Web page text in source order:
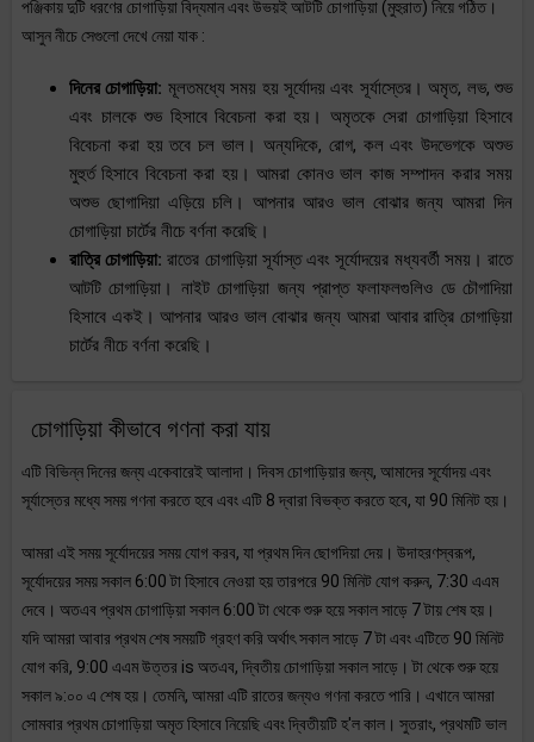
পঞ্জিকায় দুটি ধরণের চোগাড়িয়া বিদ্যমান এবং উভয়ই আটটি চোগাড়িয়া (মুহুরাত) নিয়ে গঠিত।
আসুন নীচে সেগুলো দেখে নেয়া যাক :
দিনের চোগাড়িয়া: মূলতমধ্যে সময় হয় সূর্যোদয় এবং সূর্যাস্তের। অমৃত, লভ, শুভ
এবং চালকে শুভ হিসাবে বিবেচনা করা হয়। অমৃতকে সেরা চোগাড়িয়া হিসাবে
বিবেচনা করা হয় তবে চল ভাল। অন্যদিকে, রোগ, কল এবং উদভেগকে অশুভ
মুহুর্ত হিসাবে বিবেচনা করা হয়। আমরা কোনও ভাল কাজ সম্পাদন করার সময়
অশুভ ছোগাদিয়া এড়িয়ে চলি। আপনার আরও ভাল বোঝার জন্য আমরা দিন
চোগাড়িয়া চার্টের নীচে বর্ণনা করেছি।
রাত্রি চোগাড়িয়া:রাতের চোগাড়িয়া সূর্যাস্ত এবং সূর্যোদয়ের মধ্যবর্তী সময়। রাতে
আটটি চোগাড়িয়া। নাইট চোগাড়িয়া জন্য প্রাপ্ত ফলাফলগুলিও ডে চৌগাদিয়া
হিসাবে একই। আপনার আরও ভাল বোঝার জন্য আমরা আবার রাত্রি চোগাড়িয়া
চার্টের নীচে বর্ণনা করেছি।
চোগাড়িয়া কীভাবে গণনা করা যায়
এটি বিভিন্ন দিনের জন্য একেবারেই আলাদা। দিবস চোগাড়িয়ার জন্য, আমাদের সূর্যোদয় এবং
সূর্যাস্তের মধ্যে সময় গণনা করতে হবে এবং এটি 8 দ্বারা বিভক্ত করতে হবে, যা 90 মিনিট হয়।
আমরা এই সময় সূর্যোদয়ের সময় যোগ করব, যা প্রথম দিন ছোগদিয়া দেয়। উদাহরণস্বরূপ,
সূর্যোদয়ের সময় সকাল 6:00 টা হিসাবে নেওয়া হয় তারপরে 90 মিনিট যোগ করুন, 7:30 এএম
দেবে। অতএব প্রথম চোগাড়িয়া সকাল 6:00 টা থেকে শুরু হয়ে সকাল সাড়ে 7 টায় শেষ হয়।
যদি আমরা আবার প্রথম শেষ সময়টি গ্রহণ করি অর্থাৎ সকাল সাড়ে 7 টা এবং এটিতে 90 মিনিট
যোগ করি, 9:00 এএম উত্তর is অতএব, দ্বিতীয় চোগাড়িয়া সকাল সাড়ে। টা থেকে শুরু হয়ে
সকাল ৯:০০ এ শেষ হয়। তেমনি, আমরা এটি রাতের জন্যও গণনা করতে পারি। এখানে আমরা
সোমবার প্রথম চোগাড়িয়া অমৃত হিসাবে নিয়েছি এবং দ্বিতীয়টি হ'ল কাল। সুতরাং, প্রথমটি ভাল